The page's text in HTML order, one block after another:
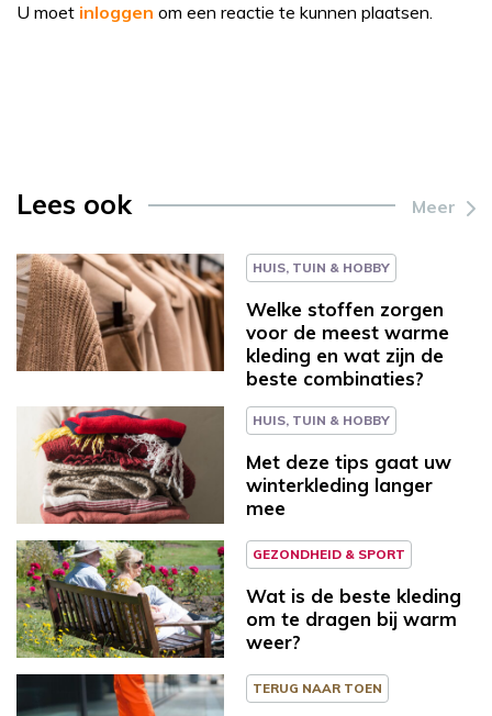
U moet inloggen om een reactie te kunnen plaatsen.
Lees ook Meer
HUIS, TUIN & HOBBY
Welke stoffen zorgen
voor de meest warme
kleding en wat zijn de
beste combinaties?
HUIS, TUIN & HOBBY
Met deze tips gaat uw
winterkleding langer
mee
GEZONDHEID & SPORT
Wat is de beste kleding
om te dragen bij warm
weer?
TERUG NAAR TOEN